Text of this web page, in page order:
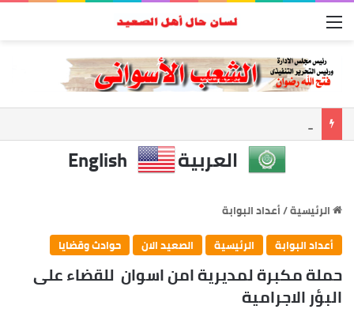
العربية English
الرئيسية/أعداد البوابة
أعداد البوابة
الرئيسية الصعيد الان حوادث وقضايا
حملة مكبرة لمديرية امن اسوان للقضاء على
البؤر الاجرامية